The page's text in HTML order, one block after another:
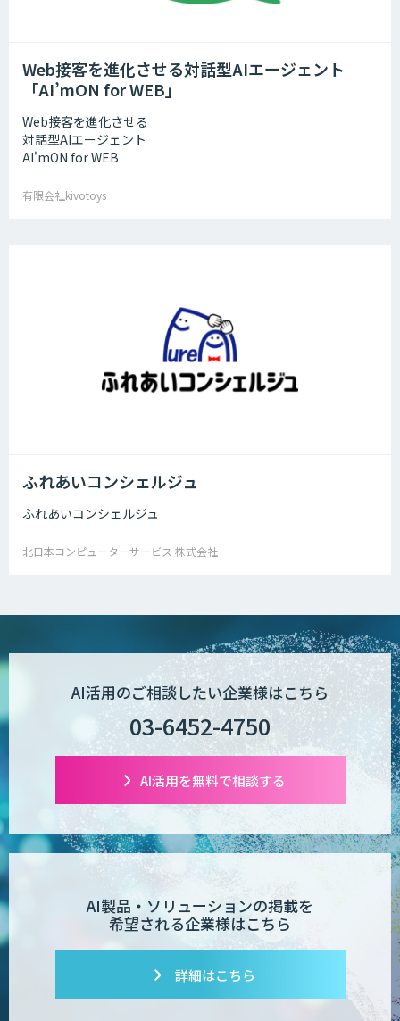
Web接客を進化させる対話型AIエージェント
「AI’mON for WEB」
Web接客を進化させる
対話型AIエージェント
AI'mON for WEB
有限会社kivotoys
ふれあいコンシェルジュ
ふれあいコンシェルジュ
北日本コンピューターサービス 株式会社
AI活用のご相談したい企業様はこちら
03-6452-4750
AI活用を無料で相談する
AI製品・ソリューションの掲載を
希望される企業様はこちら
詳細はこちら